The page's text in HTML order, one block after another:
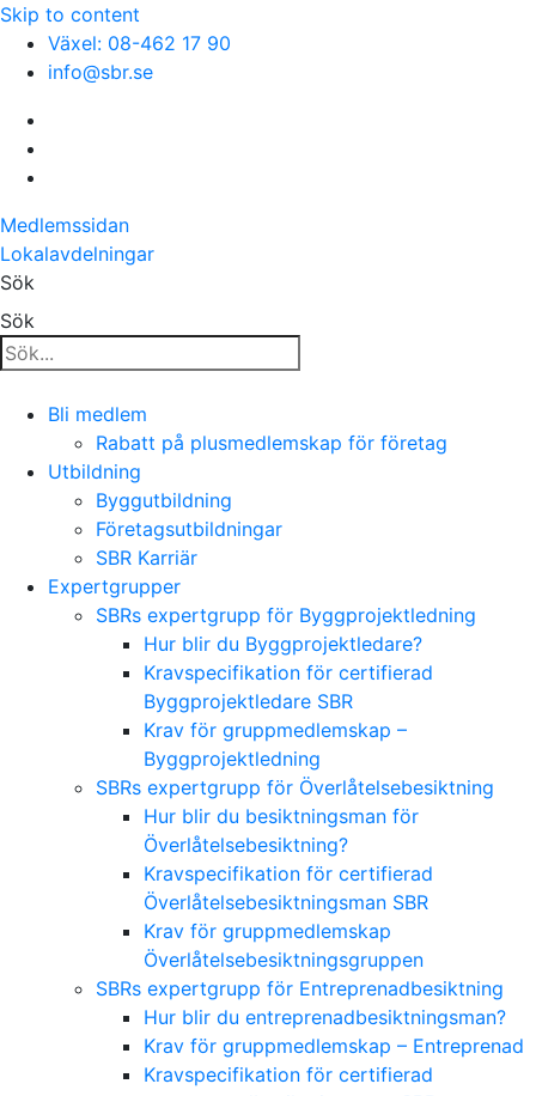
Skip to content
Växel: 08-462 17 90
info@sbr.se
Medlemssidan
Lokalavdelningar
Sök
Sök
Bli medlem
Rabatt på plusmedlemskap för företag
Utbildning
Byggutbildning
Företagsutbildningar
SBR Karriär
Expertgrupper
SBRs expertgrupp för Byggprojektledning
Hur blir du Byggprojektledare?
Kravspecifikation för certifierad
Byggprojektledare SBR
Krav för gruppmedlemskap –
Byggprojektledning
SBRs expertgrupp för Överlåtelsebesiktning
Hur blir du besiktningsman för
Överlåtelsebesiktning?
Kravspecifikation för certifierad
Överlåtelsebesiktningsman SBR
Krav för gruppmedlemskap
Överlåtelsebesiktningsgruppen
SBRs expertgrupp för Entreprenadbesiktning
Hur blir du entreprenadbesiktningsman?
Krav för gruppmedlemskap – Entreprenad
Kravspecifikation för certifierad